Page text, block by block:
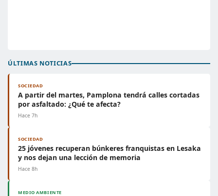
ÚLTIMAS NOTICIAS
SOCIEDAD
A partir del martes, Pamplona tendrá calles cortadas
por asfaltado: ¿Qué te afecta?
Hace 7h
SOCIEDAD
25 jóvenes recuperan búnkeres franquistas en Lesaka
y nos dejan una lección de memoria
Hace 8h
MEDIO AMBIENTE